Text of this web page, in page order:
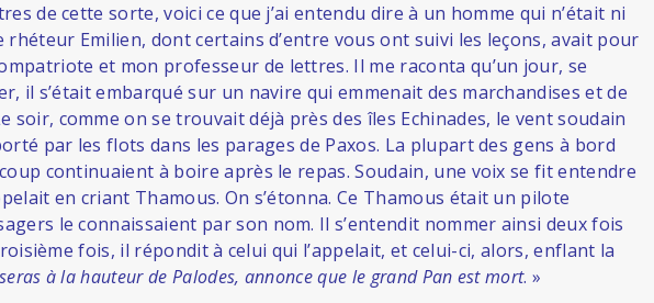
de cette sorte, voici ce que j’ai entendu dire à un homme qui n’était ni
Emilien, dont certains d’entre vous ont suivi les leçons, avait pour
et mon professeur de lettres. Il me raconta qu’un jour, se
il s’était embarqué sur un navire qui emmenait des marchandises et de
soir, comme on se trouvait déjà près des îles Echinades, le vent soudain
par les flots dans les parages de Paxos. La plupart des gens à bord
continuaient à boire après le repas. Soudain, une voix se fit entendre
en criant Thamous. On s’étonna. Ce Thamous était un pilote
le connaissaient par son nom. Il s’entendit nommer ainsi deux fois
fois, il répondit à celui qui l’appelait, et celui-ci, alors, enflant la
à la hauteur de Palodes, annonce que le grand Pan est mort. »